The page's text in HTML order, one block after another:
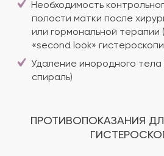
Необходимость
полости матки после
или гормональной терапии
«second look»
Удаление инородного тела
спираль)
ПРОТИВОПОКАЗАНИЯ